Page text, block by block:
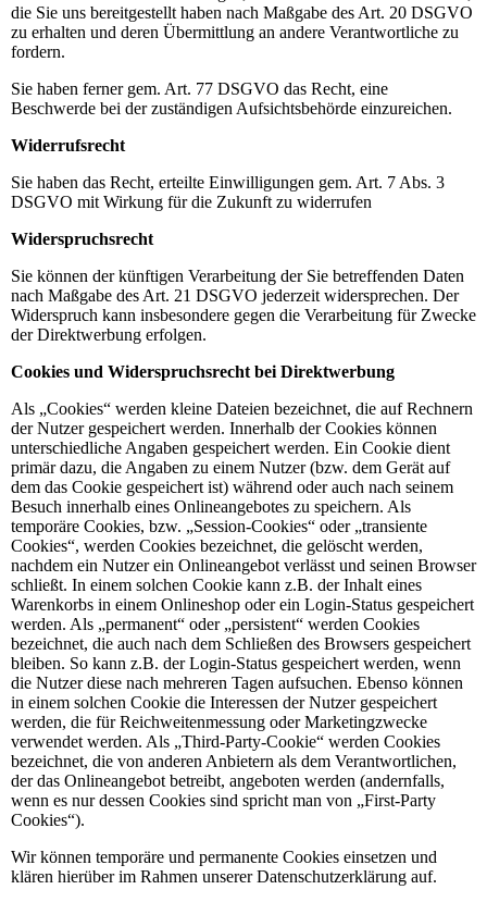
die Sie uns bereitgestellt haben nach Maßgabe des Art. 20 DSGVO
zu erhalten und deren Übermittlung an andere Verantwortliche zu
fordern.
Sie haben ferner gem. Art. 77 DSGVO das Recht, eine
Beschwerde bei der zuständigen Aufsichtsbehörde einzureichen.
Widerrufsrecht
Sie haben das Recht, erteilte Einwilligungen gem. Art. 7 Abs. 3
DSGVO mit Wirkung für die Zukunft zu widerrufen
Widerspruchsrecht
Sie können der künftigen Verarbeitung der Sie betreffenden Daten
nach Maßgabe des Art. 21 DSGVO jederzeit widersprechen. Der
Widerspruch kann insbesondere gegen die Verarbeitung für Zwecke
der Direktwerbung erfolgen.
Cookies und Widerspruchsrecht bei Direktwerbung
Als „Cookies“ werden kleine Dateien bezeichnet, die auf Rechnern
der Nutzer gespeichert werden. Innerhalb der Cookies können
unterschiedliche Angaben gespeichert werden. Ein Cookie dient
primär dazu, die Angaben zu einem Nutzer (bzw. dem Gerät auf
dem das Cookie gespeichert ist) während oder auch nach seinem
Besuch innerhalb eines Onlineangebotes zu speichern. Als
temporäre Cookies, bzw. „Session-Cookies“ oder „transiente
Cookies“, werden Cookies bezeichnet, die gelöscht werden,
nachdem ein Nutzer ein Onlineangebot verlässt und seinen Browser
schließt. In einem solchen Cookie kann z.B. der Inhalt eines
Warenkorbs in einem Onlineshop oder ein Login-Status gespeichert
werden. Als „permanent“ oder „persistent“ werden Cookies
bezeichnet, die auch nach dem Schließen des Browsers gespeichert
bleiben. So kann z.B. der Login-Status gespeichert werden, wenn
die Nutzer diese nach mehreren Tagen aufsuchen. Ebenso können
in einem solchen Cookie die Interessen der Nutzer gespeichert
werden, die für Reichweitenmessung oder Marketingzwecke
verwendet werden. Als „Third-Party-Cookie“ werden Cookies
bezeichnet, die von anderen Anbietern als dem Verantwortlichen,
der das Onlineangebot betreibt, angeboten werden (andernfalls,
wenn es nur dessen Cookies sind spricht man von „First-Party
Cookies“).
Wir können temporäre und permanente Cookies einsetzen und
klären hierüber im Rahmen unserer Datenschutzerklärung auf.